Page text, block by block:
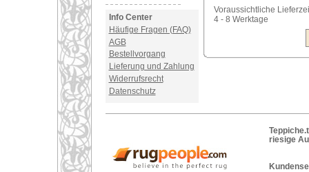
Info Center
Häufige Fragen (FAQ)
AGB
Bestellvorgang
Lieferung und Zahlung
Widerrufsrecht
Datenschutz
Voraussichtliche
4 - 8 Werktage
riesige